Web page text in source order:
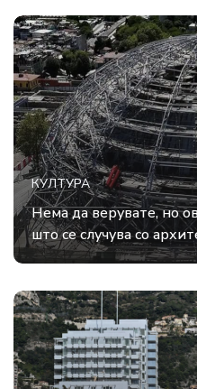
КУЛТУРА
Нема да верувате, но
што се случува со